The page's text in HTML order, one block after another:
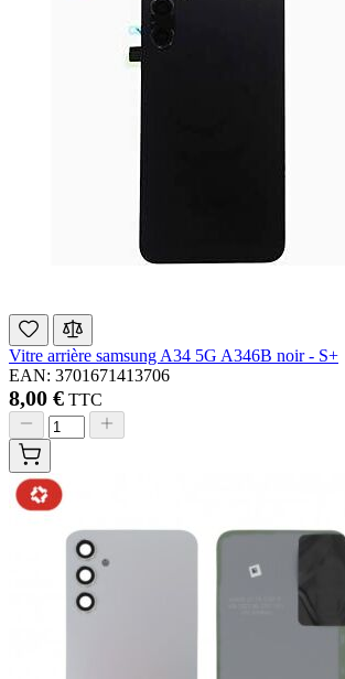
Vitre arrière samsung A34 5G A346B noir - S+
EAN: 3701671413706
8,00 € TTC